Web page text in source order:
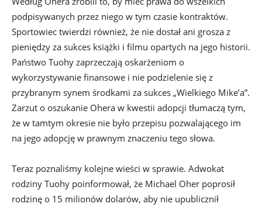
podpisywanych przez niego w tym czasie kontraktów.
Sportowiec twierdzi również, że nie dostał ani grosza z
pieniędzy za sukces książki i filmu opartych na jego historii.
Państwo Tuohy zaprzeczają oskarżeniom o
wykorzystywanie finansowe i nie podzielenie się z
przybranym synem środkami za sukces „Wielkiego Mike’a”.
Zarzut o oszukanie Ohera w kwestii adopcji tłumaczą tym,
że w tamtym okresie nie było przepisu pozwalającego im
na jego adopcję w prawnym znaczeniu tego słowa.
Teraz poznaliśmy kolejne wieści w sprawie. Adwokat
rodziny Tuohy poinformował, że Michael Oher poprosił
rodzinę o 15 milionów dolarów, aby nie upublicznił